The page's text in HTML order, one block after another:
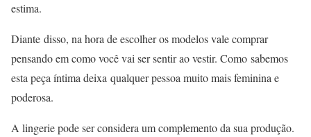
estima.
Diante disso, na hora de escolher os modelos vale comprar
pensando em como você vai ser sentir ao vestir. Como sabemos
esta peça íntima deixa qualquer pessoa muito mais feminina e
poderosa.
A lingerie pode ser considera um complemento da sua produção.